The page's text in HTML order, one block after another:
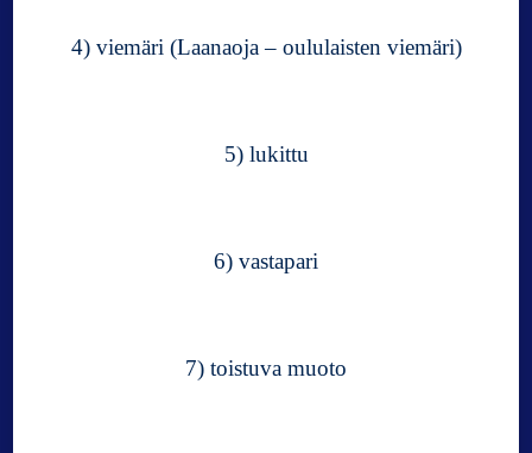
4) viemäri (Laanaoja – oululaisten viemäri)
5) lukittu
6) vastapari
7) toistuva muoto